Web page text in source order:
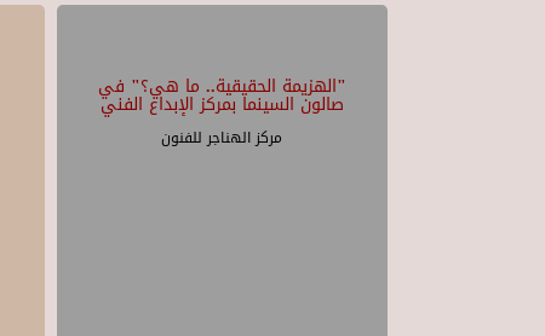
"الهزيمة الحقيقية.. ما هي؟" في
صالون السينما بمركز الإبداع الفني
مركز الهناجر للفنون